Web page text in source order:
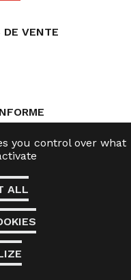
DE VENTE
you control over what
ALL